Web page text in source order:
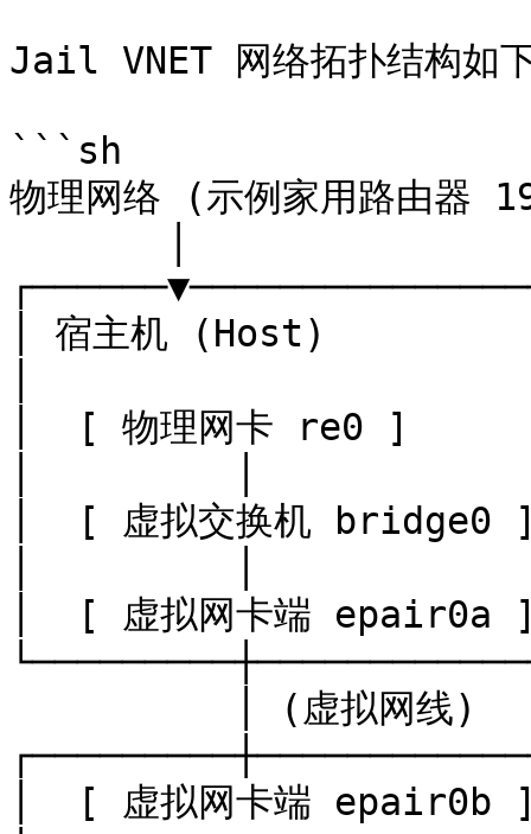
Jail VNET 网络拓扑结构如
```sh
物理网络 (示例家用路由器
│ 宿主机 (Host)
│  [ 物理网卡 re0
│  [ 虚拟交换机
│  [ 虚拟网卡端
│  [ 虚拟网卡端